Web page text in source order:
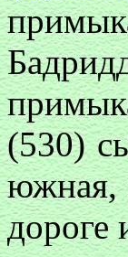
(530)
южная,
дороге